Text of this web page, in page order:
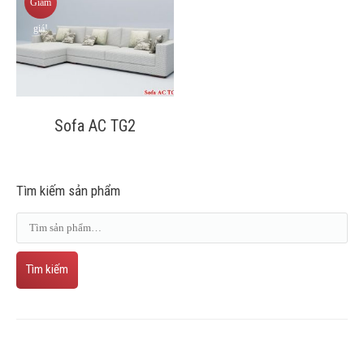
Giảm
giá!
Sofa AC TG2
Tìm kiếm sản phẩm
Tìm kiếm